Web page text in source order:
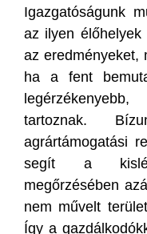
Igazgatóságunk
az ilyen élőhelyek
az eredményeket,
ha a fent
tartoznak.
agrártámogatási
segít a
megőrzésében
nem művelt
Így a